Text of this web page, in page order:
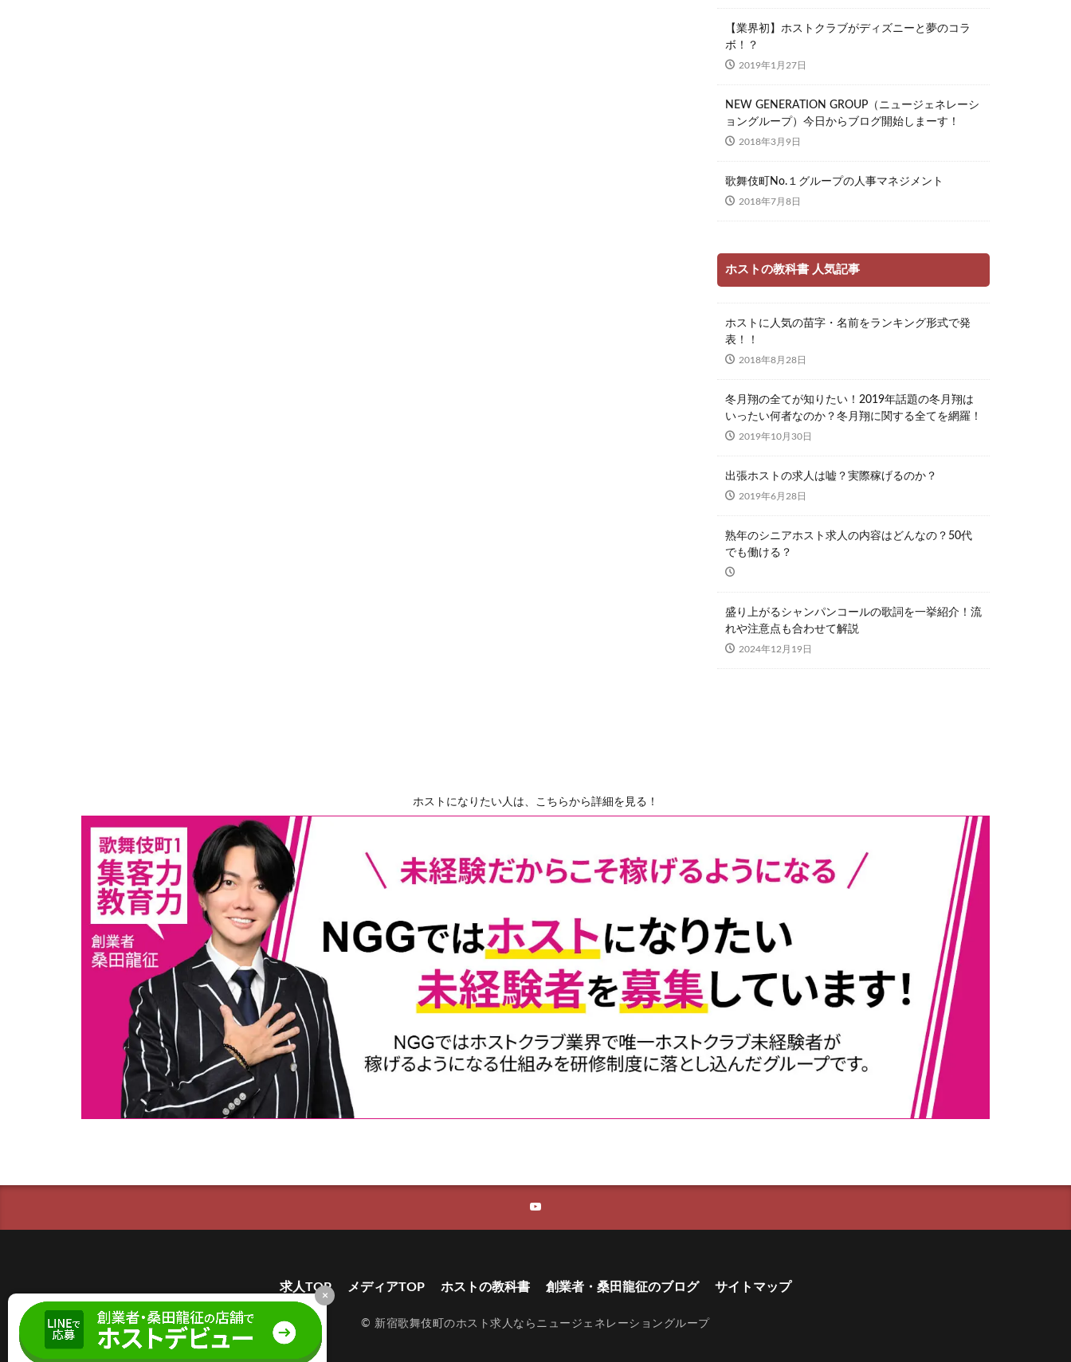
【業界初】ホストクラブがディズニーと夢のコラ
ボ！？
2019年1月27日
NEW GENERATION GROUP（ニュージェネレーシ
ョングループ）今日からブログ開始しまーす！
2018年3月9日
歌舞伎町No.１グループの人事マネジメント
2018年7月8日
ホストの教科書 人気記事
ホストに人気の苗字・名前をランキング形式で発
表！！
2018年8月28日
冬月翔の全てが知りたい！2019年話題の冬月翔は
いったい何者なのか？冬月翔に関する全てを網羅！
2019年10月30日
出張ホストの求人は嘘？実際稼げるのか？
2019年6月28日
熟年のシニアホスト求人の内容はどんなの？50代
でも働ける？
盛り上がるシャンパンコールの歌詞を一挙紹介！流
れや注意点も合わせて解説
2024年12月19日
ホストになりたい人は、こちらから詳細を見る！
×
求人TOP メディアTOP ホストの教科書 創業者・桑田龍征のブログ サイトマップ
© 新宿歌舞伎町のホスト求人ならニュージェネレーショングループ